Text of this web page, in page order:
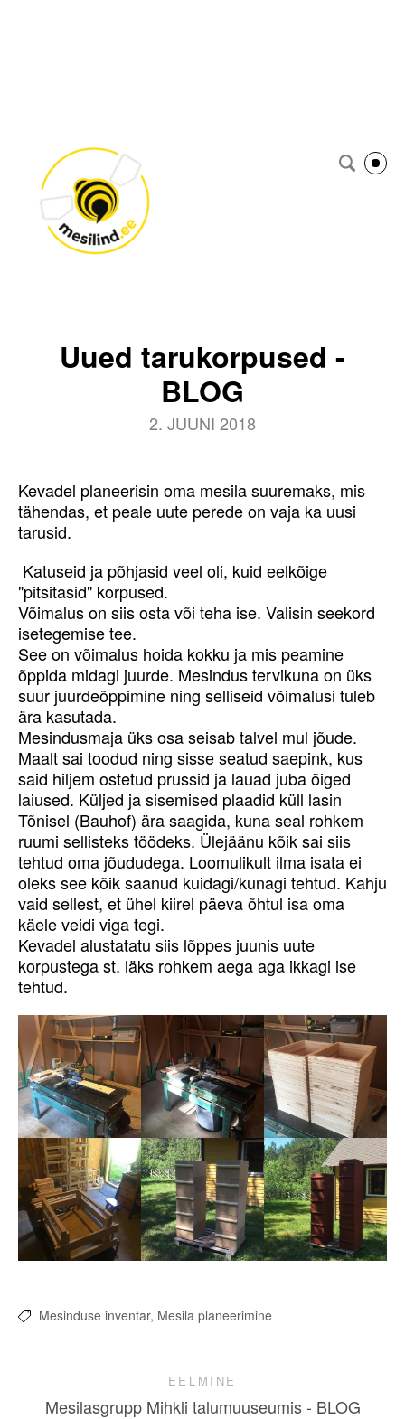
Uued tarukorpused -
BLOG
2. JUUNI 2018
Kevadel planeerisin oma mesila suuremaks, mis
tähendas, et peale uute perede on vaja ka uusi
tarusid.
Katuseid ja põhjasid veel oli, kuid eelkõige
"pitsitasid" korpused.
Võimalus on siis osta või teha ise. Valisin seekord
isetegemise tee.
See on võimalus hoida kokku ja mis peamine
õppida midagi juurde. Mesindus tervikuna on üks
suur juurdeõppimine ning selliseid võimalusi tuleb
ära kasutada.
Mesindusmaja üks osa seisab talvel mul jõude.
Maalt sai toodud ning sisse seatud saepink, kus
said hiljem ostetud prussid ja lauad juba õiged
laiused. Küljed ja sisemised plaadid küll lasin
Tõnisel (Bauhof) ära saagida, kuna seal rohkem
ruumi sellisteks töödeks. Ülejäänu kõik sai siis
tehtud oma jõududega. Loomulikult ilma isata ei
oleks see kõik saanud kuidagi/kunagi tehtud. Kahju
vaid sellest, et ühel kiirel päeva õhtul isa oma
käele veidi viga tegi.
Kevadel alustatatu siis lõppes juunis uute
korpustega st. läks rohkem aega aga ikkagi ise
tehtud.
Mesinduse inventar, Mesila planeerimine
EELMINE
Mesilasgrupp Mihkli talumuuseumis - BLOG